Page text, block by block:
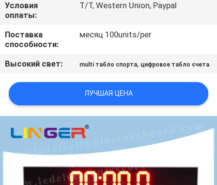
КАРТА
САЙТА
PRIVACY
POLICY
Условия
оплаты:
T/T, Western Union, Paypal
Поставка
способности:
месяц 100units/per
Высокий свет: multi табло спорта, цифровое табло счета
ЛУЧШАЯ ЦЕНА